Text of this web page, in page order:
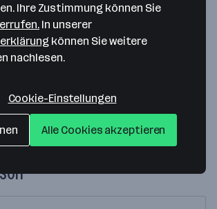
20
berechnen
31
anzeigen
Ihre Zustimmung können Sie
In unserer
können Sie weitere
nachlesen.
Cookie-Einstellungen
Alle Cookies akzeptieren